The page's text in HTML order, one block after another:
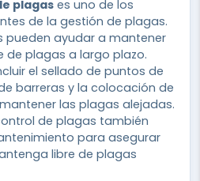
plagas es uno de los
de la gestión de plagas.
pueden ayudar a mantener
de plagas a largo plazo.
el sellado de puntos de
barreras y la colocación de
las plagas alejadas.
de plagas también
para asegurar
libre de plagas